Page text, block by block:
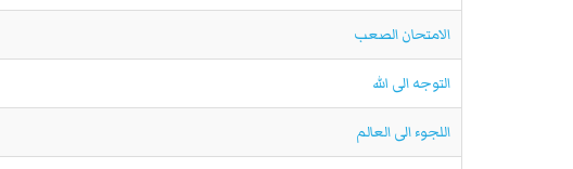
الامتحان الصعب
التوجه الى الله
اللجوء الى العالم